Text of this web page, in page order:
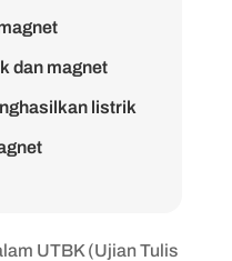
dan magnet
listrik
UTBK (Ujian Tulis